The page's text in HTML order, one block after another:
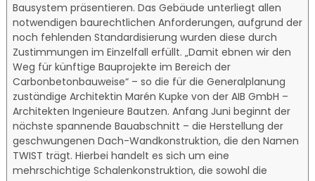
Bausystem präsentieren. Das Gebäude unterliegt allen
notwendigen baurechtlichen Anforderungen, aufgrund der
noch fehlenden Standardisierung wurden diese durch
Zustimmungen im Einzelfall erfüllt. „Damit ebnen wir den
Weg für künftige Bauprojekte im Bereich der
Carbonbetonbauweise“ – so die für die Generalplanung
zuständige Architektin Marén Kupke von der AIB GmbH –
Architekten Ingenieure Bautzen. Anfang Juni beginnt der
nächste spannende Bauabschnitt – die Herstellung der
geschwungenen Dach-Wandkonstruktion, die den Namen
TWIST trägt. Hierbei handelt es sich um eine
mehrschichtige Schalenkonstruktion, die sowohl die